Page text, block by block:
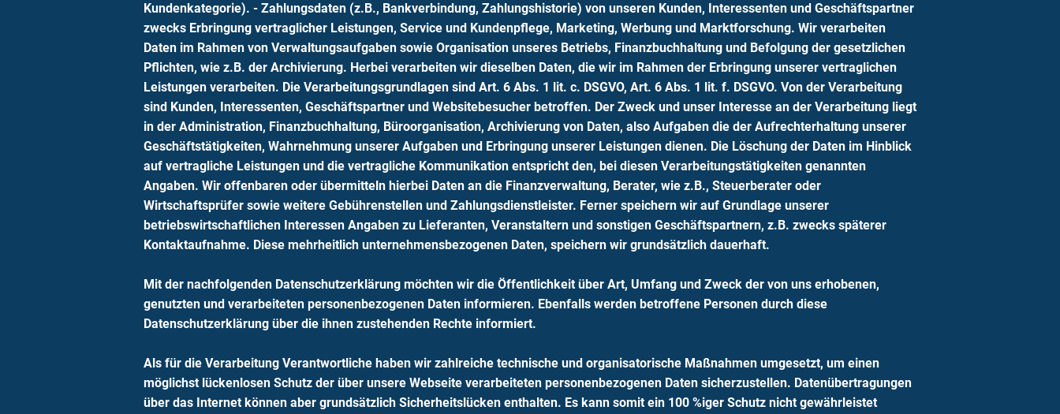
Kundenkategorie). - Zahlungsdaten (z.B., Bankverbindung, Zahlungshistorie) von unseren Kunden, Interessenten und Geschäftspartner
zwecks Erbringung vertraglicher Leistungen, Service und Kundenpflege, Marketing, Werbung und Marktforschung. Wir verarbeiten
Daten im Rahmen von Verwaltungsaufgaben sowie Organisation unseres Betriebs, Finanzbuchhaltung und Befolgung der gesetzlichen
Pflichten, wie z.B. der Archivierung. Herbei verarbeiten wir dieselben Daten, die wir im Rahmen der Erbringung unserer vertraglichen
Leistungen verarbeiten. Die Verarbeitungsgrundlagen sind Art. 6 Abs. 1 lit. c. DSGVO, Art. 6 Abs. 1 lit. f. DSGVO. Von der Verarbeitung
sind Kunden, Interessenten, Geschäftspartner und Websitebesucher betroffen. Der Zweck und unser Interesse an der Verarbeitung liegt
in der Administration, Finanzbuchhaltung, Büroorganisation, Archivierung von Daten, also Aufgaben die der Aufrechterhaltung unserer
Geschäftstätigkeiten, Wahrnehmung unserer Aufgaben und Erbringung unserer Leistungen dienen. Die Löschung der Daten im Hinblick
auf vertragliche Leistungen und die vertragliche Kommunikation entspricht den, bei diesen Verarbeitungstätigkeiten genannten
Angaben. Wir offenbaren oder übermitteln hierbei Daten an die Finanzverwaltung, Berater, wie z.B., Steuerberater oder
Wirtschaftsprüfer sowie weitere Gebührenstellen und Zahlungsdienstleister. Ferner speichern wir auf Grundlage unserer
betriebswirtschaftlichen Interessen Angaben zu Lieferanten, Veranstaltern und sonstigen Geschäftspartnern, z.B. zwecks späterer
Kontaktaufnahme. Diese mehrheitlich unternehmensbezogenen Daten, speichern wir grundsätzlich dauerhaft.
Mit der nachfolgenden Datenschutzerklärung möchten wir die Öffentlichkeit über Art, Umfang und Zweck der von uns erhobenen,
genutzten und verarbeiteten personenbezogenen Daten informieren. Ebenfalls werden betroffene Personen durch diese
Datenschutzerklärung über die ihnen zustehenden Rechte informiert.
Als für die Verarbeitung Verantwortliche haben wir zahlreiche technische und organisatorische Maßnahmen umgesetzt, um einen
möglichst lückenlosen Schutz der über unsere Webseite verarbeiteten personenbezogenen Daten sicherzustellen. Datenübertragungen
über das Internet können aber grundsätzlich Sicherheitslücken enthalten. Es kann somit ein 100 %iger Schutz nicht gewährleistet